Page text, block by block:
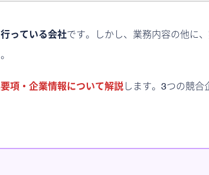
っている会社です。しかし、業務内容の他に
項・企業情報について解説 します。3つの競合